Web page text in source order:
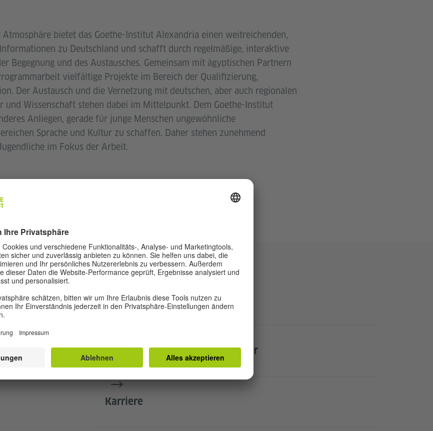
bietet das Goethe-Institut Alexandria einen weitreichenden,
zu Deutschland und schafft durch regelmäßige, interaktive
Begegnung und des Austausches. Gemeinsam mit ägyptischen Partnern
vielfältige Projekte im Bereich der Qualifizierung,
Der Austausch und die Vernetzung mit deutschen, aber auch regionalen
und Wissenschaft stehen dabei im Mittelpunkt. Dem Goethe-Institut
Anliegen, gerade für junge Menschen ungewöhnliche
Sprache und Kultur zu schaffen. Daher stehen zunehmend
im Fokus der Arbeit.
Kontakt und Öffnungszeiten
Mitarbeiterinnen und Mitarbeiter
Karriere